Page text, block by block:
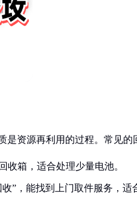
是资源再利用的过程。常见的
收箱，适合处理少量电池。
”，能找到上门取件服务，适